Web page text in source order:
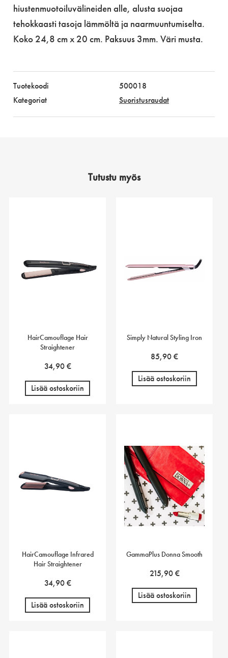
hiustenmuotoiluvälineiden alle, alusta suojaa
tehokkaasti tasoja lämmöltä ja naarmuuntumiselta.
Koko 24,8 cm x 20 cm. Paksuus 3mm. Väri musta.
Tuotekoodi
500018
Kategoriat
Suoristusraudat
Tutustu myös
HairCamouflage Hair
Straightener
34,90€
Lisää ostoskoriin
Simply Natural Styling Iron
85,90€
Lisää ostoskoriin
HairCamouflage Infrared
Hair Straightener
34,90€
Lisää ostoskoriin
GammaPlus Donna Smooth
215,90€
Lisää ostoskoriin